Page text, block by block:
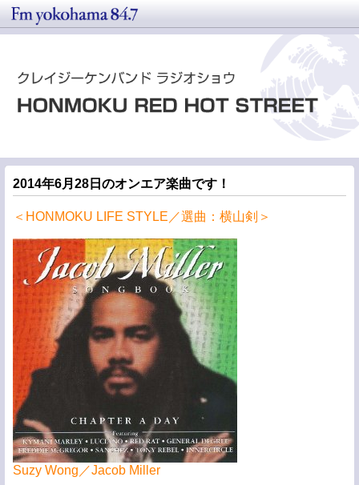
2014年6月28日のオンエア楽曲です！
＜HONMOKU LIFE STYLE／選曲：横山剣＞
Suzy Wong／Jacob Miller